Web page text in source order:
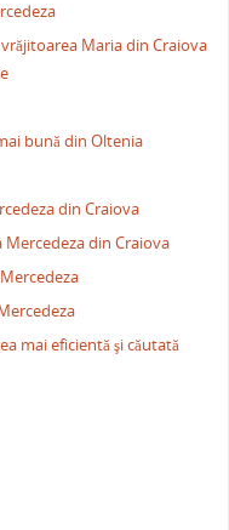
Maria din Craiova
bună din Oltenia
din Craiova
din Craiova
mai eficientă şi căutată